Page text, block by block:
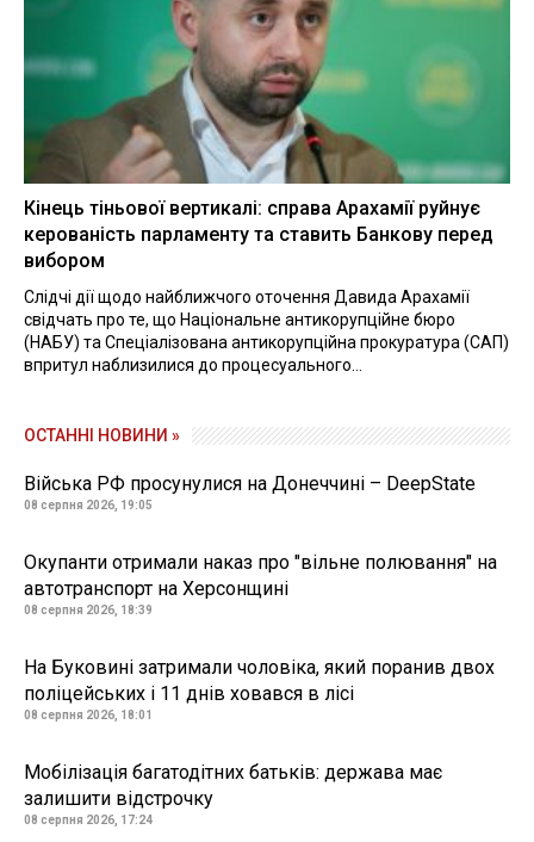
Кінець тіньової вертикалі: справа Арахамії руйнує
керованість парламенту та ставить Банкову перед
вибором
Слідчі дії щодо найближчого оточення Давида Арахамії
свідчать про те, що Національне антикорупційне бюро
(НАБУ) та Спеціалізована антикорупційна прокуратура (САП)
впритул наблизилися до процесуального...
ОСТАННІ НОВИНИ »
Війська РФ просунулися на Донеччині – DeepState
08 серпня 2026, 19:05
Окупанти отримали наказ про "вільне полювання" на
автотранспорт на Херсонщині
08 серпня 2026, 18:39
На Буковині затримали чоловіка, який поранив двох
поліцейських і 11 днів ховався в лісі
08 серпня 2026, 18:01
Мобілізація багатодітних батьків: держава має
залишити відстрочку
08 серпня 2026, 17:24